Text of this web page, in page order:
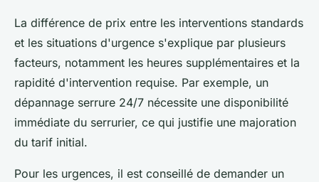
La différence de prix entre les interventions standards
et les situations d'urgence s'explique par plusieurs
facteurs, notamment les heures supplémentaires et la
rapidité d'intervention requise. Par exemple, un
dépannage serrure 24/7 nécessite une disponibilité
immédiate du serrurier, ce qui justifie une majoration
du tarif initial.
Pour les urgences, il est conseillé de demander un